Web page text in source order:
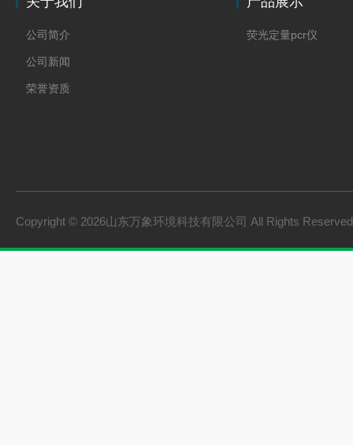
公司简介
公司新闻
荣誉资质
荧光定量pcr仪
Copyright © 2026山东万象环境科技有限公司 All Rights